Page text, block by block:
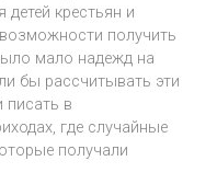
крестьян и
получить
мало надежд на
бы рассчитывать эти
писать в
где случайные
получали